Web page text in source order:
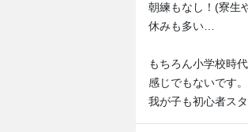
朝練もなし！(寮生
休みも多い…
もちろん小学校時
感じでもないです。
我が子も初心者ス